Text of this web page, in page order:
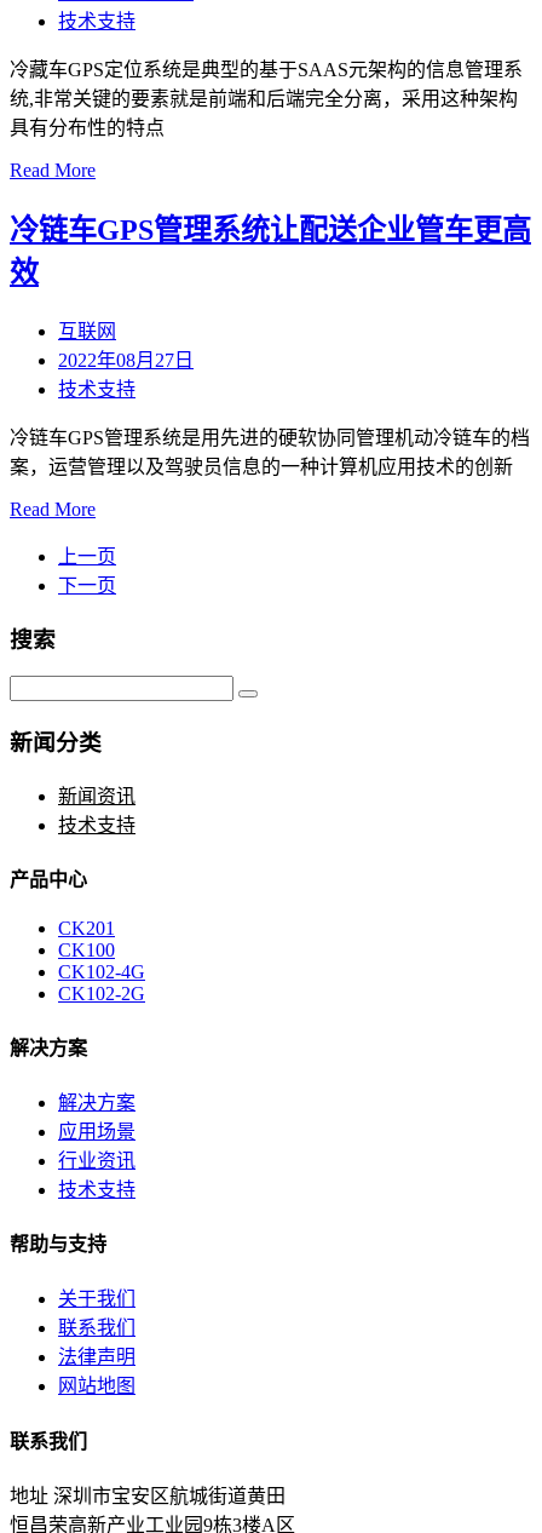
技术支持
冷藏车GPS定位系统是典型的基于SAAS元架构的信息管理系
统,非常关键的要素就是前端和后端完全分离，采用这种架构
具有分布性的特点
Read More
冷链车GPS管理系统让配送企业管车更高
效
互联网
2022年08月27日
技术支持
冷链车GPS管理系统是用先进的硬软协同管理机动冷链车的档
案，运营管理以及驾驶员信息的一种计算机应用技术的创新
Read More
上一页
下一页
搜索
新闻分类
新闻资讯
技术支持
产品中心
CK201
CK100
CK102-4G
CK102-2G
解决方案
解决方案
应用场景
行业资讯
技术支持
帮助与支持
关于我们
联系我们
法律声明
网站地图
联系我们
地址 深圳市宝安区航城街道黄田
恒昌荣高新产业工业园9栋3楼A区